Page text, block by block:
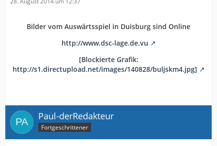
Bilder vom Auswärtsspiel in Duisburg sind Online
http://www.dsc-lage.de.vu
[Blockierte Grafik:
http://s1.directupload.net/images/140828/buljskm4.jpg]
Paul-derRedakteur
Fortgeschrittener